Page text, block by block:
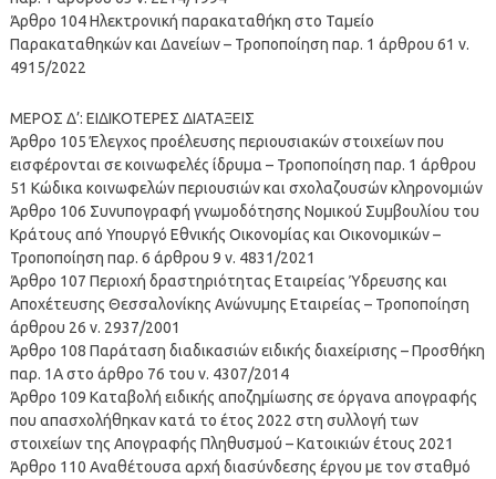
Άρθρο 104 Ηλεκτρονική παρακαταθήκη στο Ταμείο
Παρακαταθηκών και Δανείων – Τροποποίηση παρ. 1 άρθρου 61 ν.
4915/2022
ΜΕΡΟΣ Δ’: ΕΙΔΙΚΟΤΕΡΕΣ ΔΙΑΤΑΞΕΙΣ
Άρθρο 105 Έλεγχος προέλευσης περιουσιακών στοιχείων που
εισφέρονται σε κοινωφελές ίδρυμα – Τροποποίηση παρ. 1 άρθρου
51 Κώδικα κοινωφελών περιουσιών και σχολαζουσών κληρονομιών
Άρθρο 106 Συνυπογραφή γνωμοδότησης Νομικού Συμβουλίου του
Κράτους από Υπουργό Εθνικής Οικονομίας και Οικονομικών –
Τροποποίηση παρ. 6 άρθρου 9 ν. 4831/2021
Άρθρο 107 Περιοχή δραστηριότητας Εταιρείας Ύδρευσης και
Αποχέτευσης Θεσσαλονίκης Ανώνυμης Εταιρείας – Τροποποίηση
άρθρου 26 ν. 2937/2001
Άρθρο 108 Παράταση διαδικασιών ειδικής διαχείρισης – Προσθήκη
παρ. 1Α στο άρθρο 76 του ν. 4307/2014
Άρθρο 109 Καταβολή ειδικής αποζημίωσης σε όργανα απογραφής
που απασχολήθηκαν κατά το έτος 2022 στη συλλογή των
στοιχείων της Απογραφής Πληθυσμού – Κατοικιών έτους 2021
Άρθρο 110 Αναθέτουσα αρχή διασύνδεσης έργου με τον σταθμό